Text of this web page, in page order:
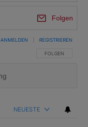
Folgen
FOLGE DIESER
FOLGEN
ANMELDEN REGISTRIEREN
NEUESTE